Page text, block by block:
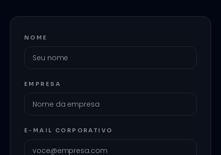
NOME
EMPRESA
E-MAIL CORPORATIVO